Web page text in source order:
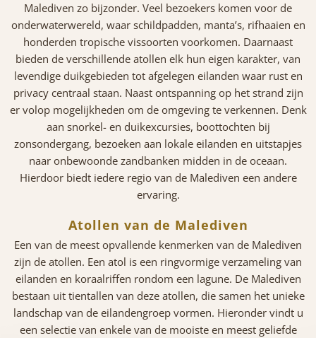
Malediven zo bijzonder. Veel bezoekers komen voor de
onderwaterwereld, waar schildpadden, manta’s, rifhaaien en
honderden tropische vissoorten voorkomen. Daarnaast
bieden de verschillende atollen elk hun eigen karakter, van
levendige duikgebieden tot afgelegen eilanden waar rust en
privacy centraal staan. Naast ontspanning op het strand zijn
er volop mogelijkheden om de omgeving te verkennen. Denk
aan snorkel- en duikexcursies, boottochten bij
zonsondergang, bezoeken aan lokale eilanden en uitstapjes
naar onbewoonde zandbanken midden in de oceaan.
Hierdoor biedt iedere regio van de Malediven een andere
ervaring.
Atollen van de Malediven
Een van de meest opvallende kenmerken van de Malediven
zijn de atollen. Een atol is een ringvormige verzameling van
eilanden en koraalriffen rondom een lagune. De Malediven
bestaan uit tientallen van deze atollen, die samen het unieke
landschap van de eilandengroep vormen. Hieronder vindt u
een selectie van enkele van de mooiste en meest geliefde